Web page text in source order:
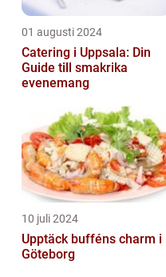
01 augusti 2024
Catering i Uppsala: Din
Guide till smakrika
evenemang
10 juli 2024
Upptäck bufféns charm i
Göteborg